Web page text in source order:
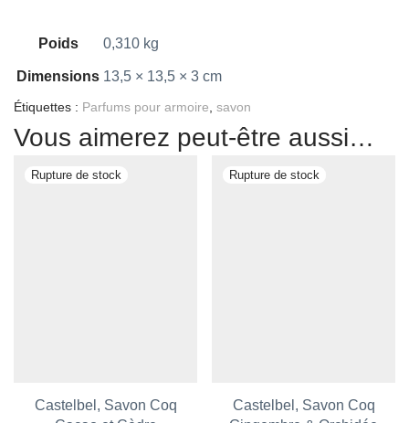
Poids 0,310 kg
Dimensions 13,5 × 13,5 × 3 cm
Étiquettes : Parfums pour armoire savon
Vous aimerez peut-être aussi…
Castelbel, Savon Coq
Castelbel, Savon Coq